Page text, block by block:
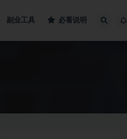
副业工具 必看说明